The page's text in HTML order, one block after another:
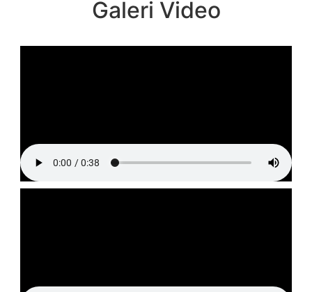
Galeri Video